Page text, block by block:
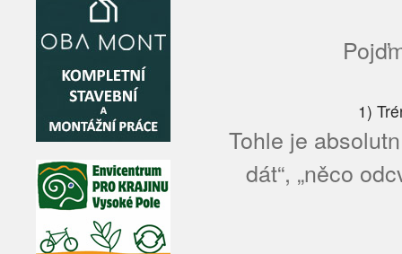
1)
Tohle je
dát“, „něco